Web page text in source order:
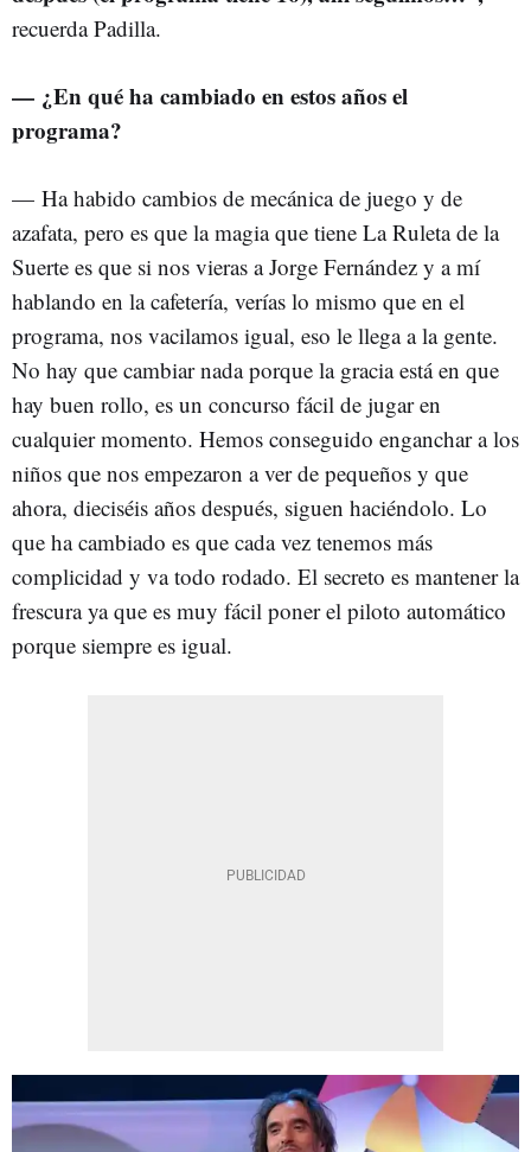
recuerda Padilla.
— ¿En qué ha cambiado en estos años el
programa?
— Ha habido cambios de mecánica de juego y de
azafata, pero es que la magia que tiene La Ruleta de la
Suerte es que si nos vieras a Jorge Fernández y a mí
hablando en la cafetería, verías lo mismo que en el
programa, nos vacilamos igual, eso le llega a la gente.
No hay que cambiar nada porque la gracia está en que
hay buen rollo, es un concurso fácil de jugar en
cualquier momento. Hemos conseguido enganchar a los
niños que nos empezaron a ver de pequeños y que
ahora, dieciséis años después, siguen haciéndolo. Lo
que ha cambiado es que cada vez tenemos más
complicidad y va todo rodado. El secreto es mantener la
frescura ya que es muy fácil poner el piloto automático
porque siempre es igual.